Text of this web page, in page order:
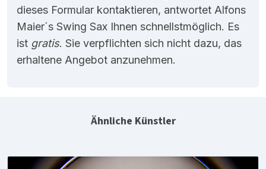
dieses Formular kontaktieren, antwortet Alfons
Maier´s Swing Sax Ihnen schnellstmöglich. Es
ist gratis. Sie verpflichten sich nicht dazu, das
erhaltene Angebot anzunehmen.
Ähnliche Künstler